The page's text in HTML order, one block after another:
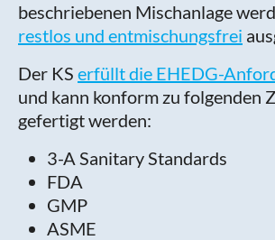
beschriebenen Mischanlage
restlos und entmischungsfrei
Der KS erfüllt die EHEDG-
und kann konform zu folgenden
gefertigt werden:
3-A Sanitary Standards
FDA
GMP
ASME